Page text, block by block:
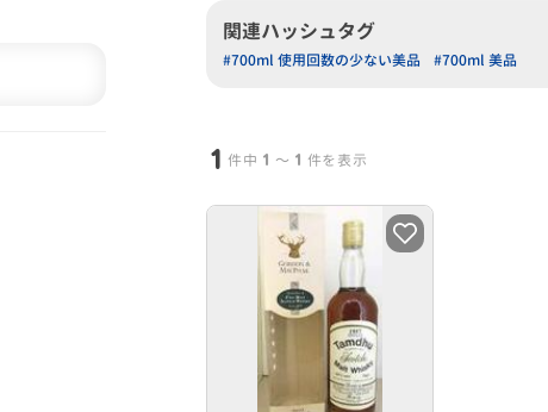
関連ハッシュタグ
#700ml 使用回数の少ない美品 #700ml 美品
1 件中 1 〜 1 件を表示